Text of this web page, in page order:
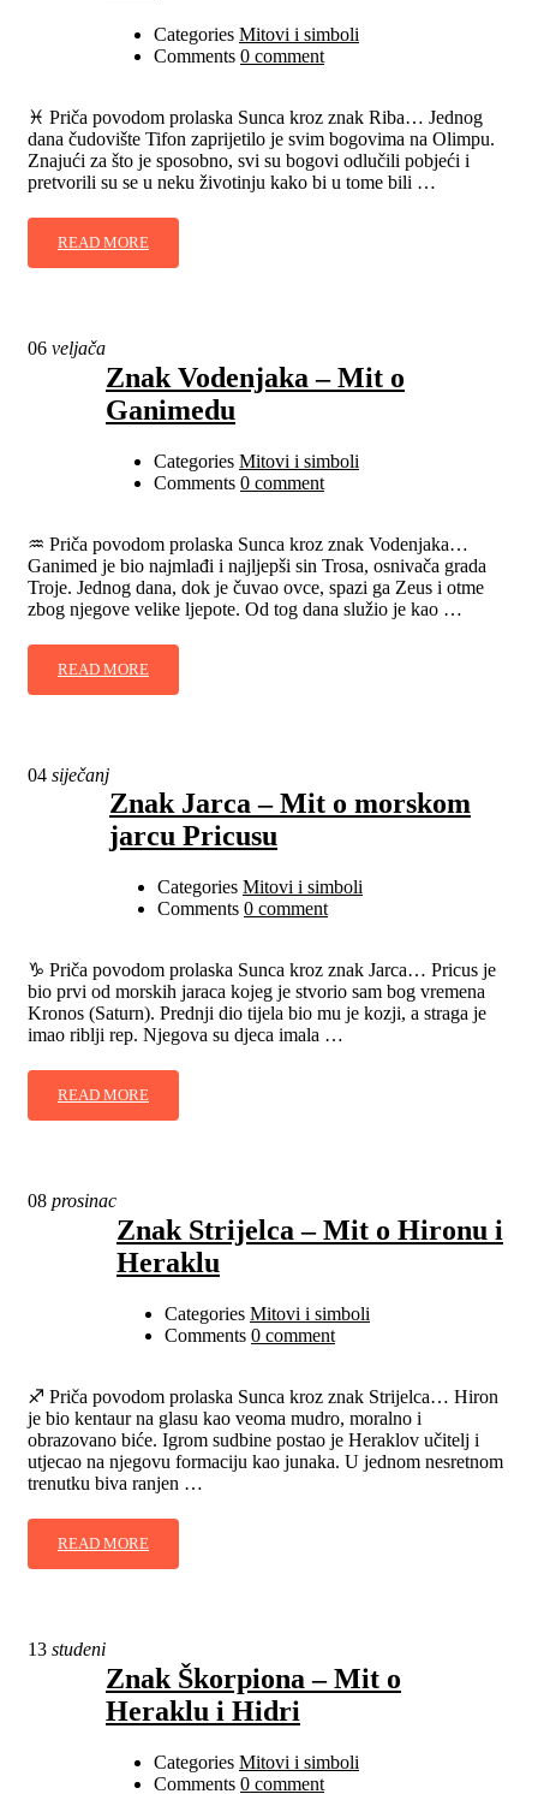
Categories Mitovi i simboli
Comments 0 comment
♓ Priča povodom prolaska Sunca kroz znak Riba… Jednog
dana čudovište Tifon zaprijetilo je svim bogovima na Olimpu.
Znajući za što je sposobno, svi su bogovi odlučili pobjeći i
pretvorili su se u neku životinju kako bi u tome bili …
READ MORE
06 veljača
Znak Vodenjaka – Mit o
Ganimedu
Categories Mitovi i simboli
Comments 0 comment
♒️ Priča povodom prolaska Sunca kroz znak Vodenjaka…
Ganimed je bio najmlađi i najljepši sin Trosa, osnivača grada
Troje. Jednog dana, dok je čuvao ovce, spazi ga Zeus i otme
zbog njegove velike ljepote. Od tog dana služio je kao …
READ MORE
04 siječanj
Znak Jarca – Mit o morskom
jarcu Pricusu
Categories Mitovi i simboli
Comments 0 comment
♑ Priča povodom prolaska Sunca kroz znak Jarca… Pricus je
bio prvi od morskih jaraca kojeg je stvorio sam bog vremena
Kronos (Saturn). Prednji dio tijela bio mu je kozji, a straga je
imao riblji rep. Njegova su djeca imala …
READ MORE
08 prosinac
Znak Strijelca – Mit o Hironu i
Heraklu
Categories Mitovi i simboli
Comments 0 comment
♐ Priča povodom prolaska Sunca kroz znak Strijelca… Hiron
je bio kentaur na glasu kao veoma mudro, moralno i
obrazovano biće. Igrom sudbine postao je Heraklov učitelj i
utjecao na njegovu formaciju kao junaka. U jednom nesretnom
trenutku biva ranjen …
READ MORE
13 studeni
Znak Škorpiona – Mit o
Heraklu i Hidri
Categories Mitovi i simboli
Comments 0 comment